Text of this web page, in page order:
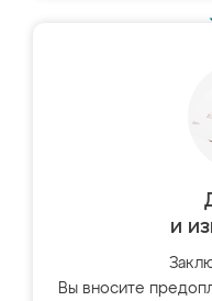
и
Вы вносите